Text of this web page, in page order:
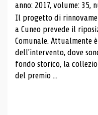
anno: 2017, volume: 35,
Il progetto di
a Cuneo prevede il
Comunale.
dell'intervento, dove
fondo storico, la
del premio ...